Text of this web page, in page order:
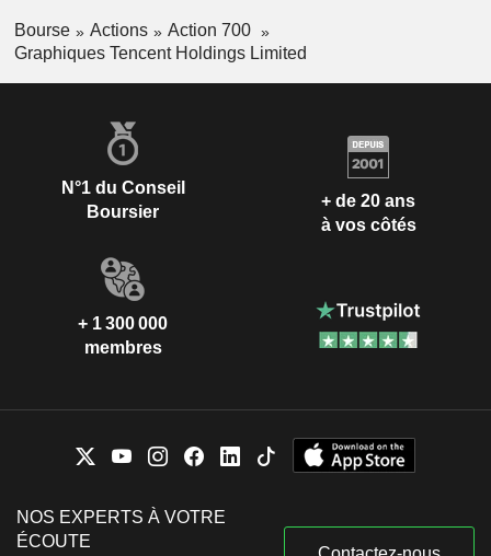
Bourse Actions
Action 700
Graphiques Tencent Holdings Limited
N°1 du Conseil
Boursier
+ de 20 ans
à vos côtés
+ 1 300 000
membres
NOS EXPERTS À VOTRE
ÉCOUTE